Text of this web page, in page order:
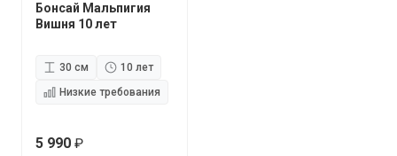
Бонсай Мальпигия
Вишня 10 лет
30 см
10 лет
Низкие требования
5 990